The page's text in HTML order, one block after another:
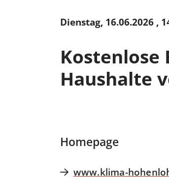
Dienstag, 16.06.2026 ,
Kostenlose
Haushalte
Homepage
www.klima-